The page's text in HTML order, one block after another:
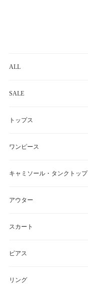
ALL
SALE
トップス
ワンピース
キャミソール・タンクトップ
アウター
スカート
ピアス
リング